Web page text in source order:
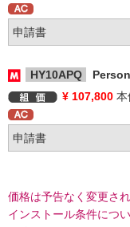
HY10APQ
¥ 107,800 本
価格は予告なく変更さ
インストール条件につ